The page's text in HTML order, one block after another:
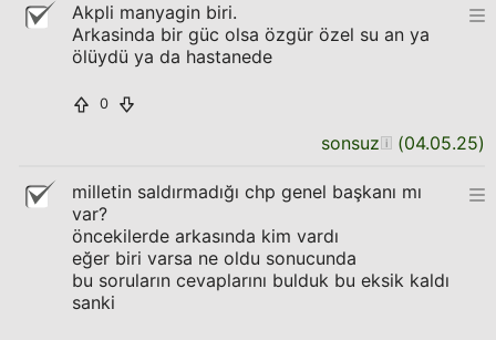
Akpli manyagin biri.
Arkasinda bir güc olsa özgür özel su an ya
ölüydü ya da hastanede
0
sonsuz (04.05.25)
milletin saldırmadığı chp genel başkanı mı
var?
öncekilerde arkasında kim vardı
eğer biri varsa ne oldu sonucunda
bu soruların cevaplarını bulduk bu eksik kaldı
sanki